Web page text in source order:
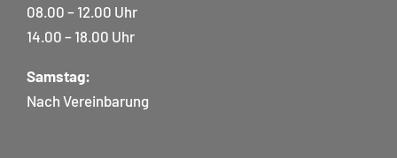
08.00 – 12.00 Uhr
14.00 – 18.00 Uhr
Samstag:
Nach Vereinbarung